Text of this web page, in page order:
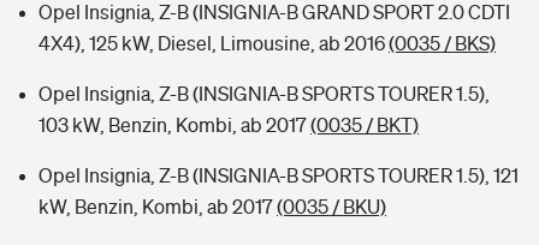
Opel Insignia, Z-B (INSIGNIA-B GRAND SPORT 2.0 CDTI
4X4), 125 kW, Diesel, Limousine, ab 2016(0035 / BKS)
Opel Insignia, Z-B (INSIGNIA-B SPORTS TOURER 1.5),
103 kW, Benzin, Kombi, ab 2017(0035 / BKT)
Opel Insignia, Z-B (INSIGNIA-B SPORTS TOURER 1.5), 121
kW, Benzin, Kombi, ab 2017(0035 / BKU)